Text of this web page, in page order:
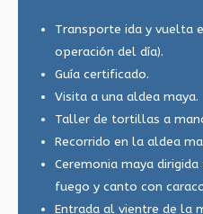
Transporte ida y vuelta
operación del día).
Guía certificado.
Visita a una aldea maya.
Taller de tortillas a
Recorrido en la aldea
Ceremonia maya
fuego y canto con
Entrada al vientre de la